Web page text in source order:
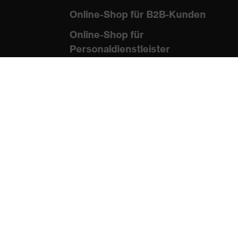
Online-Shop für B2B-Kunden
Online-Shop für
Personaldienstleister